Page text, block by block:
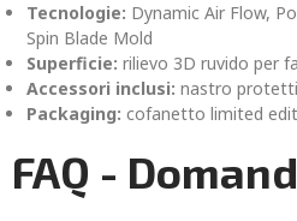
Tecnologie: Dynamic Air Flow,
Spin Blade Mold
Superficie: rilievo 3D ruvido per
Accessori inclusi: nastro
Packaging: cofanetto limited
FAQ -